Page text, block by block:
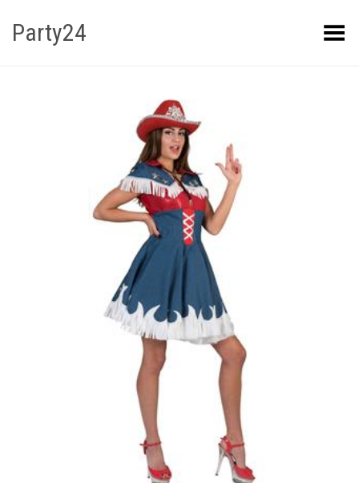
Party24 Kuva menüü